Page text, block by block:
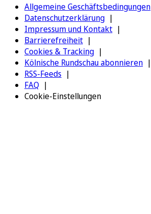
Allgemeine Geschäftsbedingungen
Datenschutzerklärung
Impressum und Kontakt
Barrierefreiheit
Cookies & Tracking
Kölnische Rundschau abonnieren
RSS-Feeds
FAQ
Cookie-Einstellungen